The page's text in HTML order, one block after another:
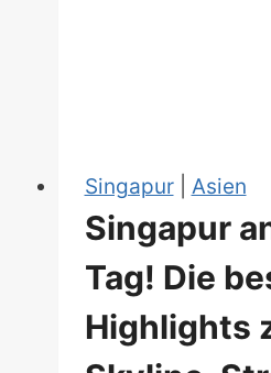
Singapur| Asien
Singapur
Tag! Die
Highlights